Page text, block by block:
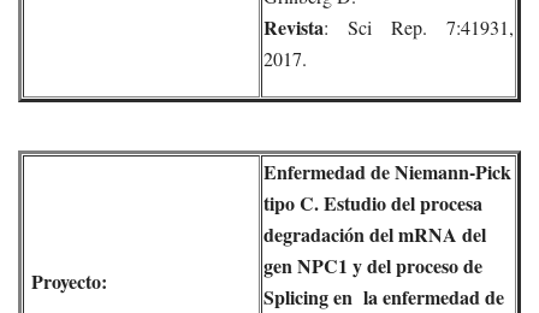
Revista: Sci Rep. 7:41931,
2017.
Proyecto:
Enfermedad de Niemann-Pick
tipo C. Estudio del procesa
degradación del mRNA del
gen NPC1 y del proceso de
Splicing en la enfermedad de